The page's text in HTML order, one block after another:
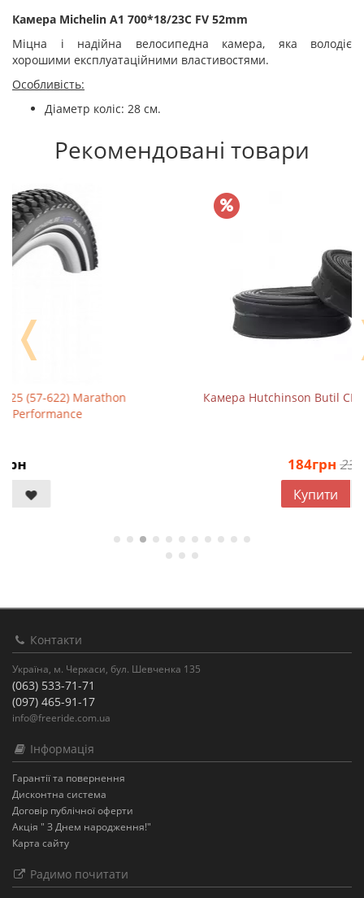
Камера Michelin A1 700*18/23C FV 52mm
Міцна і надійна велосипедна камера, яка володіє
хорошими експлуатаційними властивостями.
Особливість:
Діаметр коліс: 28 см.
Рекомендовані товари
Камера Hutchinson Butil CH 700х18-25 VF 48 мм
❬
Контакти
Україна, м. Черкаси, бул. Шевченка 135
(063) 533-71-71
(097) 465-91-17
info@freeride.com.ua
Інформація
Гарантії та повернення
Дисконтна система
Договір публічної оферти
Акція " З Днем народження!"
Карта сайту
Радимо почитати